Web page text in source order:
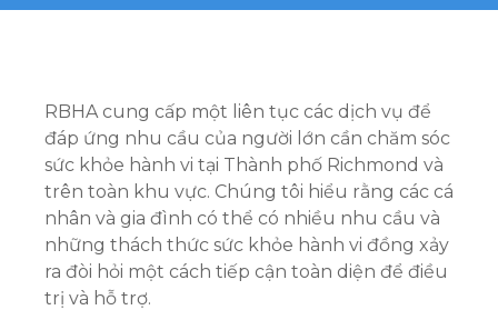
RBHA cung cấp một liên tục các dịch vụ để
đáp ứng nhu cầu của người lớn cần chăm sóc
sức khỏe hành vi tại Thành phố Richmond và
trên toàn khu vực. Chúng tôi hiểu rằng các cá
nhân và gia đình có thể có nhiều nhu cầu và
những thách thức sức khỏe hành vi đồng xảy
ra đòi hỏi một cách tiếp cận toàn diện để điều
trị và hỗ trợ.